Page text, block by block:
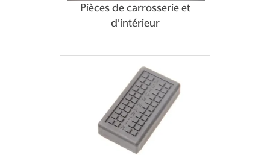
Pièces de carrosserie et
d'intérieur